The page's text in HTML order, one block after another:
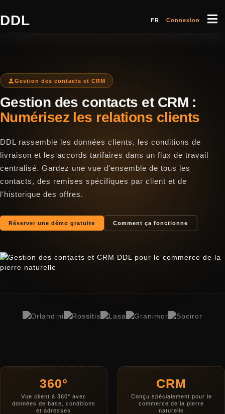
DDL FR Connexion
Gestion des contacts et CRM
Gestion des contacts et CRM :
Numérisez les relations clients
DDL rassemble les données clients, les conditions de
livraison et les accords tarifaires dans un flux de travail
centralisé. Gardez une vue d'ensemble de tous les
contacts, des remises spécifiques par client et de
l'historique des offres.
Réserver une démo gratuite Comment ça fonctionne
360°
Vue client à 360° avec
données de base, conditions
et adresses
CRM
Conçu spécialement pour le
commerce de la pierre
naturelle